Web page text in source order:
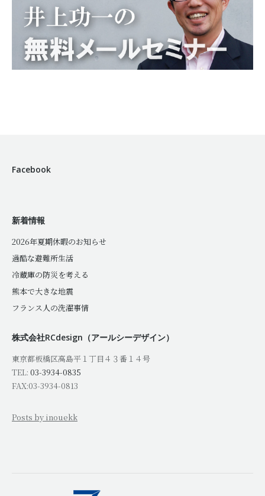
Facebook
新着情報
2026年夏期休暇のお知らせ
過酷な避難所生活
冷蔵庫の防災を考える
熊本で大きな地震
フランス人の洗濯事情
株式会社RCdesign（アールシーデザイン）
東京都板橋区高島平１丁目４３番１４号
TEL: 03-3934-0835
FAX:03-3934-0813
Posts by inouekk